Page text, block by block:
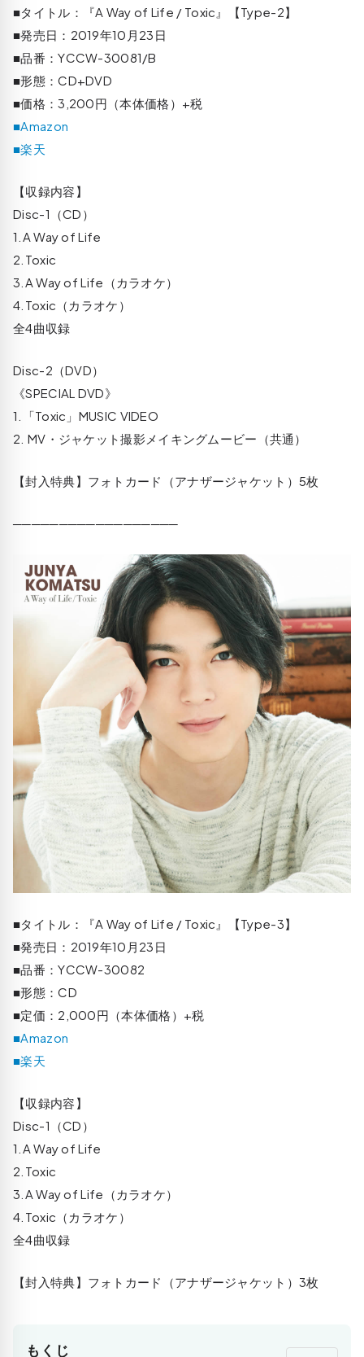
■タイトル：『A Way of Life / Toxic』【Type-2】
■発売日：2019年10月23日
■品番：YCCW-30081/B
■形態：CD+DVD
■価格：3,200円（本体価格）+税
■Amazon
■楽天
【収録内容】
Disc-1（CD）
1.A Way of Life
2.Toxic
3.A Way of Life（カラオケ）
4.Toxic（カラオケ）
全4曲収録
Disc-2（DVD）
《SPECIAL DVD》
1.「Toxic」MUSIC VIDEO
2. MV・ジャケット撮影メイキングムービー（共通）
【封入特典】フォトカード（アナザージャケット）5枚
──────────────────
■タイトル：『A Way of Life / Toxic』【Type-3】
■発売日：2019年10月23日
■品番：YCCW-30082
■形態：CD
■定価：2,000円（本体価格）+税
■Amazon
■楽天
【収録内容】
Disc-1（CD）
1.A Way of Life
2.Toxic
3.A Way of Life（カラオケ）
4.Toxic（カラオケ）
全4曲収録
【封入特典】フォトカード（アナザージャケット）3枚
もくじ